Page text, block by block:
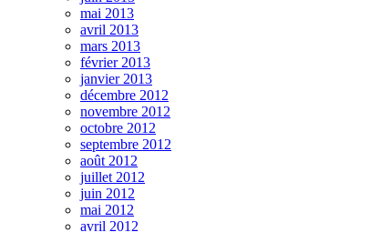
mai 2013
avril 2013
mars 2013
février 2013
janvier 2013
décembre 2012
novembre 2012
octobre 2012
septembre 2012
août 2012
juillet 2012
juin 2012
mai 2012
avril 2012